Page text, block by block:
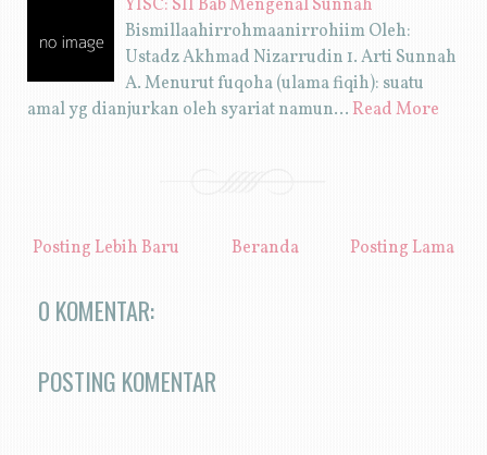
YISC: SII Bab Mengenal Sunnah
Bismillaahirrohmaanirrohiim Oleh:
Ustadz Akhmad Nizarrudin 1. Arti Sunnah
A. Menurut fuqoha (ulama fiqih): suatu
amal yg dianjurkan oleh syariat namun… Read More
Posting Lebih Baru Posting Lama
Beranda
0 KOMENTAR:
POSTING KOMENTAR